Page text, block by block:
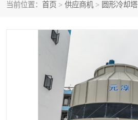
当前位置： 首页 > 供应商机 > 圆形冷却塔
板式换热器